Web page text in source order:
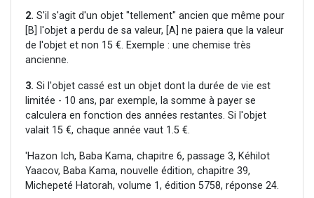
2. S'il s'agit d'un objet "tellement" ancien que même pour
[B] l'objet a perdu de sa valeur, [A] ne paiera que la valeur
de l'objet et non 15 €. Exemple : une chemise très
ancienne.
3. Si l'objet cassé est un objet dont la durée de vie est
limitée - 10 ans, par exemple, la somme à payer se
calculera en fonction des années restantes. Si l'objet
valait 15 €, chaque année vaut 1.5 €.
'Hazon Ich, Baba Kama, chapitre 6, passage 3, Kéhilot
Yaacov, Baba Kama, nouvelle édition, chapitre 39,
Michepeté Hatorah, volume 1, édition 5758, réponse 24.